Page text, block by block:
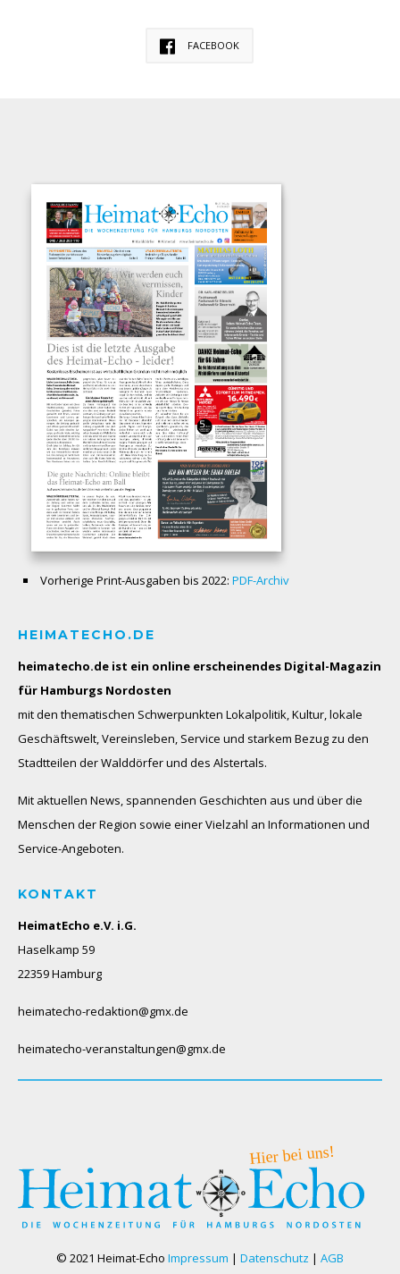
FACEBOOK
Vorherige Print-Ausgaben bis 2022: PDF-Archiv
HEIMATECHO.DE
heimatecho.de ist ein online erscheinendes Digital-Magazin
für Hamburgs Nordosten
mit den thematischen Schwerpunkten Lokalpolitik, Kultur, lokale
Geschäftswelt, Vereinsleben, Service und starkem Bezug zu den
Stadtteilen der Walddörfer und des Alstertals.
Mit aktuellen News, spannenden Geschichten aus und über die
Menschen der Region sowie einer Vielzahl an Informationen und
Service-Angeboten.
KONTAKT
HeimatEcho e.V. i.G.
Haselkamp 59
22359 Hamburg
heimatecho-redaktion@gmx.de
heimatecho-veranstaltungen@gmx.de
© 2021 Heimat-Echo Impressum | Datenschutz | AGB